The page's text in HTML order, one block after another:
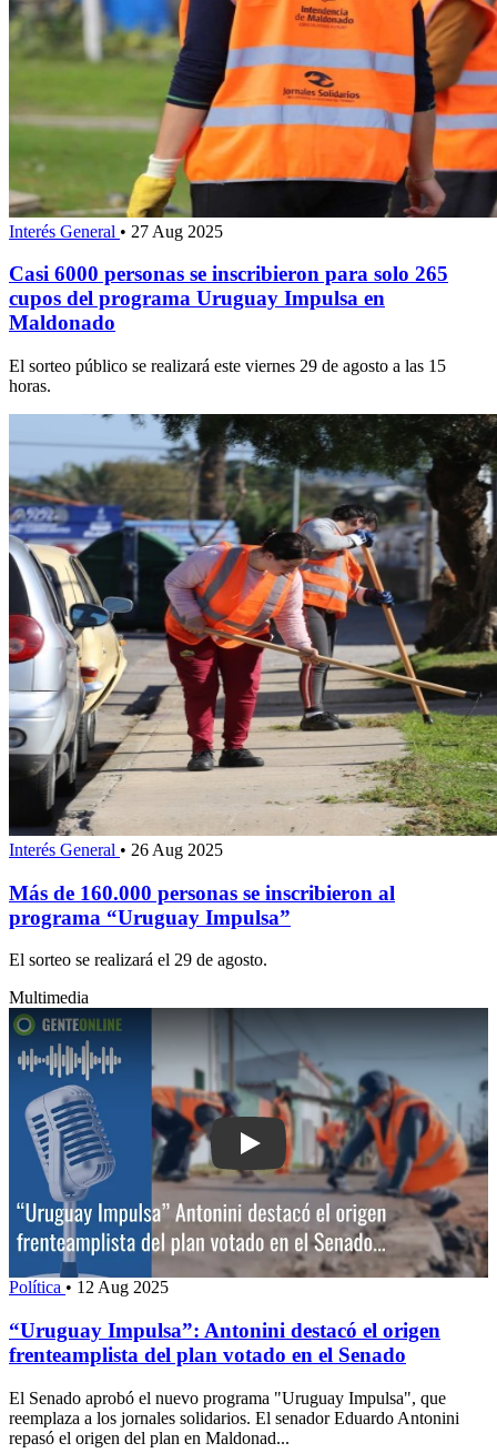
Interés General • 27 Aug 2025
Casi 6000 personas se inscribieron para solo 265
cupos del programa Uruguay Impulsa en
Maldonado
El sorteo público se realizará este viernes 29 de agosto a las 15
horas.
Interés General • 26 Aug 2025
Más de 160.000 personas se inscribieron al
programa “Uruguay Impulsa”
El sorteo se realizará el 29 de agosto.
Multimedia
Play: “Uruguay Impulsa”: Antonini
Política • 12 Aug 2025
“Uruguay Impulsa”: Antonini destacó el origen
frenteamplista del plan votado en el Senado
El Senado aprobó el nuevo programa "Uruguay Impulsa", que
reemplaza a los jornales solidarios. El senador Eduardo Antonini
repasó el origen del plan en Maldonad...